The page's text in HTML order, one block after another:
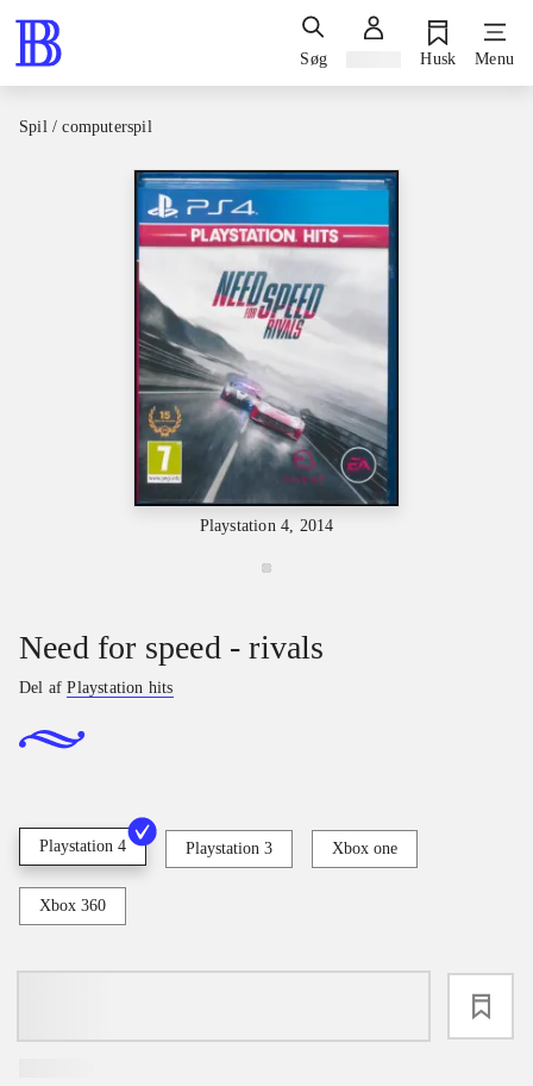
Søg Husk Menu
Spil / computerspil
Playstation 4, 2014
Need for speed - rivals
Del afPlaystation hits
Playstation 4 Playstation 3 Xbox one
Xbox 360